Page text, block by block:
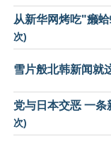
从新华网烤吃"癞
次)
雪片般北韩新闻就
党与日本交恶 一
次)